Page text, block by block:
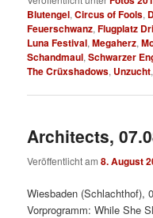
Blutengel,Circus of Fools,
Feuerschwanz,Flugplatz
Luna Festival,Megaherz,
Schandmaul,Schwarzer
The Crüxshadows, Unzucht
Architects,
Veröffentlicht am8. August
Wiesbaden (Schlachthof),
Vorprogramm: While She